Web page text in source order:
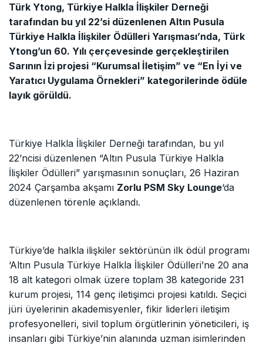
Türk Ytong, Türkiye Halkla İlişkiler Derneği
tarafından bu yıl 22’si düzenlenen Altın Pusula
Türkiye Halkla İlişkiler Ödülleri Yarışması’nda, Türk
Ytong’un 60. Yılı çerçevesinde gerçekleştirilen
Sarının İzi projesi “Kurumsal İletişim” ve “En İyi ve
Yaratıcı Uygulama Örnekleri” kategorilerinde ödüle
layık görüldü.
Türkiye Halkla İlişkiler Derneği tarafından, bu yıl
22’ncisi düzenlenen “Altın Pusula Türkiye Halkla
İlişkiler Ödülleri” yarışmasının sonuçları, 26 Haziran
2024 Çarşamba akşamı Zorlu PSM Sky Lounge‘da
düzenlenen törenle açıklandı.
Türkiye’de halkla ilişkiler sektörünün ilk ödül programı
‘Altın Pusula Türkiye Halkla İlişkiler Ödülleri’ne 20 ana
18 alt kategori olmak üzere toplam 38 kategoride 231
kurum projesi, 114 genç iletişimci projesi katıldı. Seçici
jüri üyelerinin akademisyenler, fikir liderleri iletişim
profesyonelleri, sivil toplum örgütlerinin yöneticileri, iş
insanları gibi Türkiye’nin alanında uzman isimlerinden